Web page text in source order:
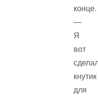
конце.
—
Я
вот
кнутик
для